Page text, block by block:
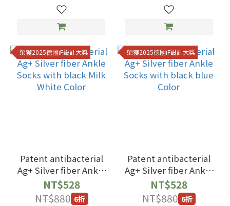
榮獲2025德國iF設計大獎
Patent antibacterial
Ag+ Silver fiber Ankle
Socks with black Milk
White Color
NT$528
NT$880 6折
榮獲2025德國iF設計大獎
Patent antibacterial
Ag+ Silver fiber Ankle
Socks with black blue
Color
NT$528
NT$880 6折